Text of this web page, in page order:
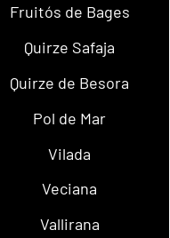
Fruitós de Bages
Quirze Safaja
Quirze de Besora
Pol de Mar
Vilada
Veciana
Vallirana